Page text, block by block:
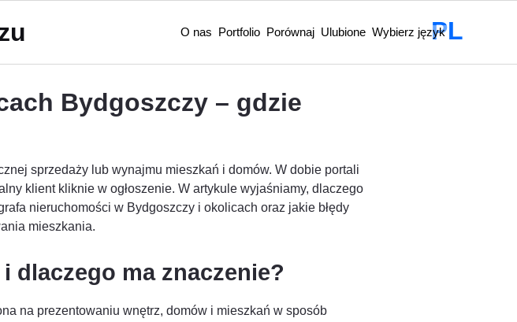
O nas Portfolio Porównaj Ulubione Wybierz językPL
Bydgoszczy – gdzie
sprzedaży lub wynajmu mieszkań i domów. W dobie portali
klient kliknie w ogłoszenie. W artykule wyjaśniamy, dlaczego
nieruchomości w Bydgoszczy i okolicach oraz jakie błędy
mieszkania.
dlaczego ma znaczenie?
na prezentowaniu wnętrz, domów i mieszkań w sposób